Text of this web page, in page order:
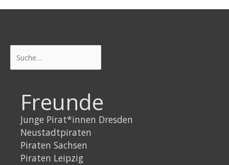
Freunde
Junge Pirat*innen Dresden
Neustadtpiraten
Piraten Sachsen
Piraten Leipzig